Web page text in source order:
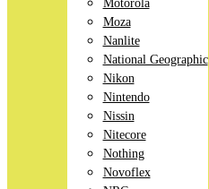
Motorola
Moza
Nanlite
National Geographic
Nikon
Nintendo
Nissin
Nitecore
Nothing
Novoflex